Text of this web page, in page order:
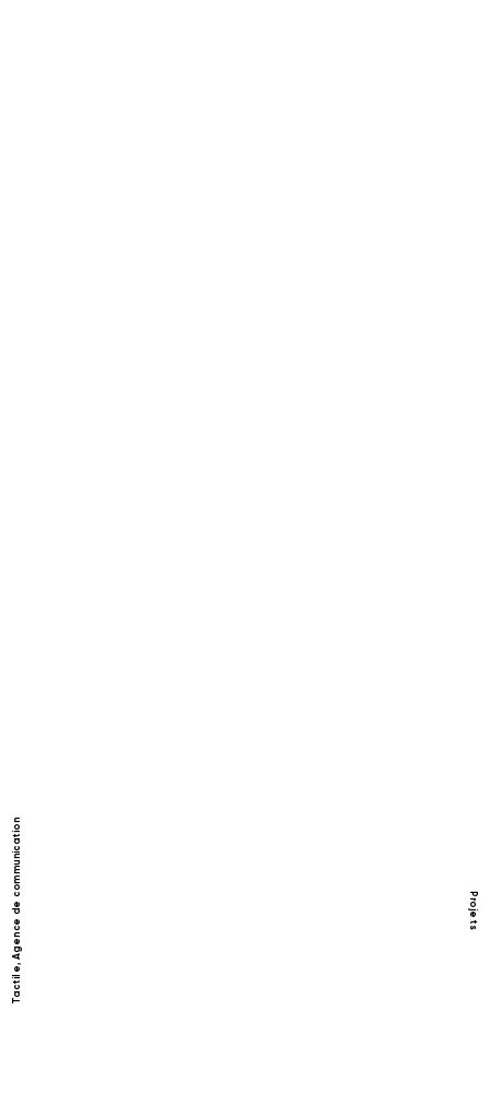
Tactile, Agence de communication Projets